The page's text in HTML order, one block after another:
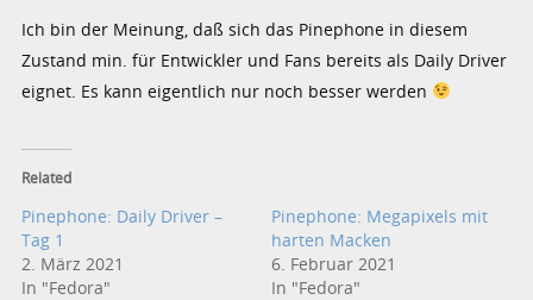
Ich bin der Meinung, daß sich das Pinephone in diesem
Zustand min. für Entwickler und Fans bereits als Daily Driver
eignet. Es kann eigentlich nur noch besser werden
Related
Pinephone: Daily Driver –
Tag 1
2. März 2021
In "Fedora"
Pinephone: Megapixels mit
harten Macken
6. Februar 2021
In "Fedora"